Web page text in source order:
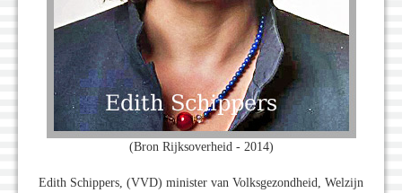
(Bron Rijksoverheid - 2014)
Edith Schippers, (VVD) minister van Volksgezondheid, Welzijn